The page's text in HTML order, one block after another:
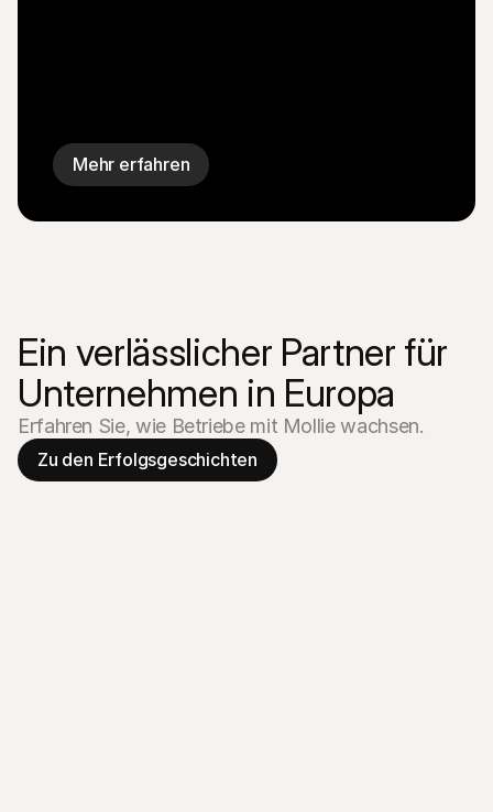
Mehr erfahren
Ein verlässlicher Partner für
Unternehmen in Europa
Erfahren Sie, wie Betriebe mit Mollie wachsen.
Zu den Erfolgsgeschichten